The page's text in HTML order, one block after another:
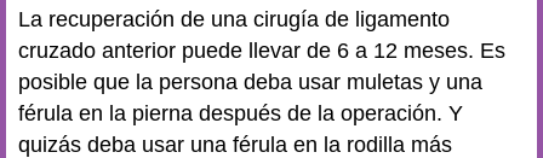
La recuperación de una cirugía de ligamento
cruzado anterior puede llevar de 6 a 12 meses. Es
posible que la persona deba usar muletas y una
férula en la pierna después de la operación. Y
quizás deba usar una férula en la rodilla más